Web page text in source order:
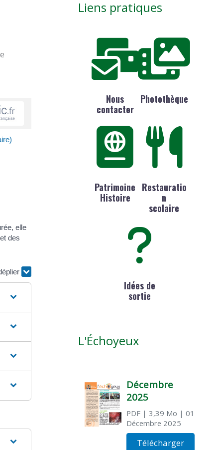
elle
des
Liens pratiques
Nous
contacter
Photothèque
Patrimoine
Histoire
Restauratio
n
scolaire
Idées de
sortie
L'Échoyeux
Décembre
2025
PDF| 3,39 Mo | 01
Décembre 2025
Télécharger